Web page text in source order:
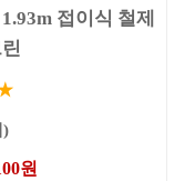
접이식 철제
)
원